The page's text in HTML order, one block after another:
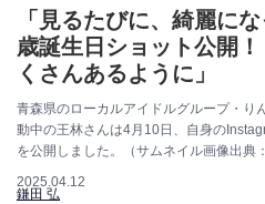
「見るたびに、綺麗に
歳誕生日ショット公開
くさんあるように」
青森県のローカルアイドルグループ・り
動中の王林さんは4月10日、自身の
を公開しました。（サムネイル画像出典
2025.04.12
鎌田 弘